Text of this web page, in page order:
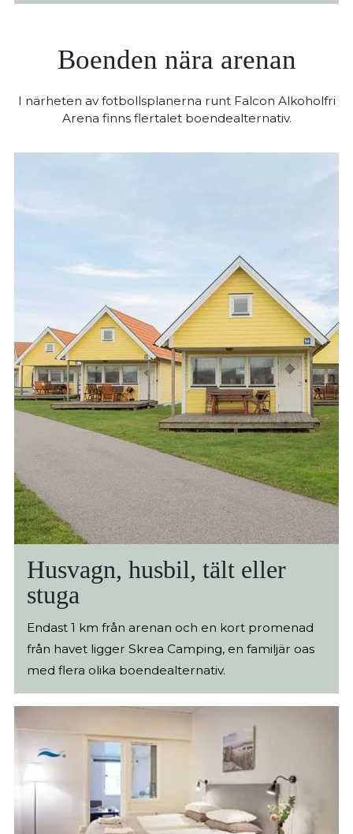
Boenden nära arenan
I närheten av fotbollsplanerna runt Falcon Alkoholfri
Arena finns flertalet boendealternativ.
Husvagn, husbil, tält eller
stuga
Endast 1 km från arenan och en kort promenad
från havet ligger Skrea Camping, en familjär oas
med flera olika boendealternativ.